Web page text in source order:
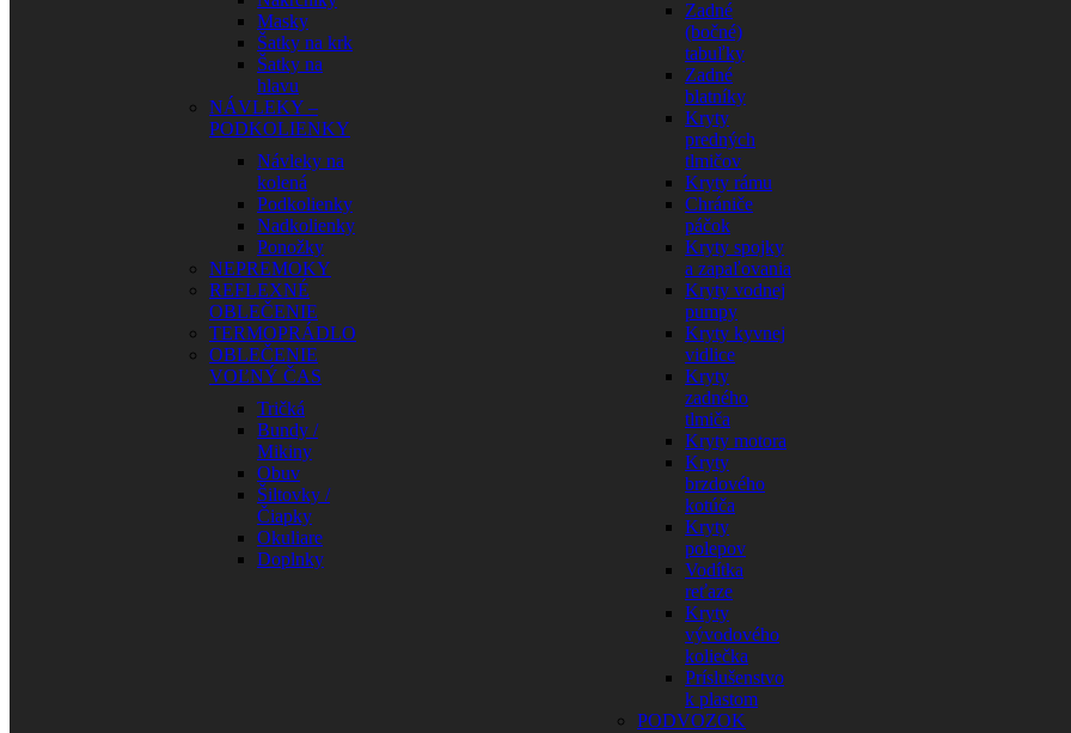
Masky
Šatky na krk
Šatky na
hlavu
NÁVLEKY –
PODKOLIENKY
Návleky na
kolená
Podkolienky
Nadkolienky
Ponožky
NEPREMOKY
REFLEXNÉ
OBLEČENIE
TERMOPRÁDLO
OBLEČENIE
VOĽNÝ ČAS
Tričká
Bundy /
Mikiny
Obuv
Šiltovky /
Čiapky
Okuliare
Doplnky
Zadné
(bočné)
tabuľky
Zadné
blatníky
Kryty
predných
tlmičov
Kryty rámu
Chrániče
páčok
Kryty spojky
a zapaľovania
Kryty vodnej
pumpy
Kryty kyvnej
vidlice
Kryty
zadného
tlmiča
Kryty motora
Kryty
brzdového
kotúča
Kryty
polepov
Vodítka
reťaze
Kryty
vývodového
koliečka
Príslušenstvo
k plastom
PODVOZOK